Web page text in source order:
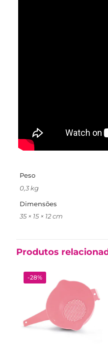
Peso
0,3 kg
Dimensões
35 × 15 × 12 cm
Produtos
-28%